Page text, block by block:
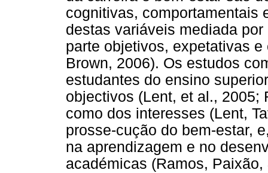
cognitivas, comportamentais
destas variáveis mediada
parte objetivos, expetativas
Brown, 2006). Os estudos
estudantes do ensino
objectivos (Lent, et al., 2005;
como dos interesses (Lent,
prosse-cução do bem-estar,
na aprendizagem e no
académicas (Ramos,